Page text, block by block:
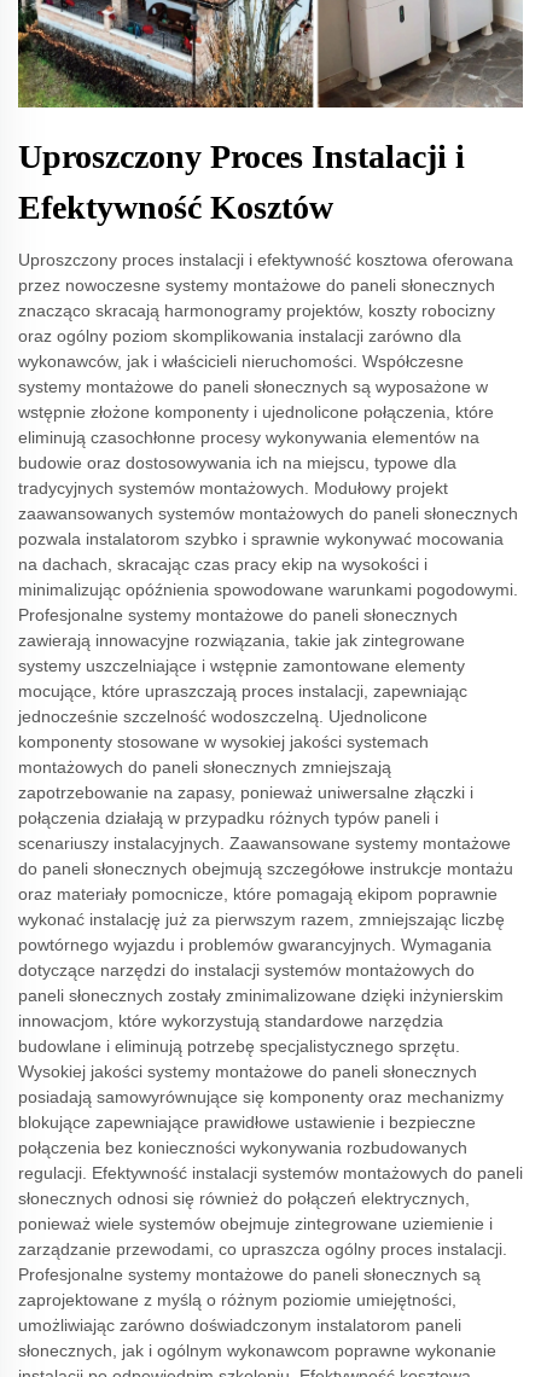
Uproszczony Proces Instalacji i
Efektywność Kosztów
Uproszczony proces instalacji i efektywność kosztowa oferowana
przez nowoczesne systemy montażowe do paneli słonecznych
znacząco skracają harmonogramy projektów, koszty robocizny
oraz ogólny poziom skomplikowania instalacji zarówno dla
wykonawców, jak i właścicieli nieruchomości. Współczesne
systemy montażowe do paneli słonecznych są wyposażone w
wstępnie złożone komponenty i ujednolicone połączenia, które
eliminują czasochłonne procesy wykonywania elementów na
budowie oraz dostosowywania ich na miejscu, typowe dla
tradycyjnych systemów montażowych. Modułowy projekt
zaawansowanych systemów montażowych do paneli słonecznych
pozwala instalatorom szybko i sprawnie wykonywać mocowania
na dachach, skracając czas pracy ekip na wysokości i
minimalizując opóźnienia spowodowane warunkami pogodowymi.
Profesjonalne systemy montażowe do paneli słonecznych
zawierają innowacyjne rozwiązania, takie jak zintegrowane
systemy uszczelniające i wstępnie zamontowane elementy
mocujące, które upraszczają proces instalacji, zapewniając
jednocześnie szczelność wodoszczelną. Ujednolicone
komponenty stosowane w wysokiej jakości systemach
montażowych do paneli słonecznych zmniejszają
zapotrzebowanie na zapasy, ponieważ uniwersalne złączki i
połączenia działają w przypadku różnych typów paneli i
scenariuszy instalacyjnych. Zaawansowane systemy montażowe
do paneli słonecznych obejmują szczegółowe instrukcje montażu
oraz materiały pomocnicze, które pomagają ekipom poprawnie
wykonać instalację już za pierwszym razem, zmniejszając liczbę
powtórnego wyjazdu i problemów gwarancyjnych. Wymagania
dotyczące narzędzi do instalacji systemów montażowych do
paneli słonecznych zostały zminimalizowane dzięki inżynierskim
innowacjom, które wykorzystują standardowe narzędzia
budowlane i eliminują potrzebę specjalistycznego sprzętu.
Wysokiej jakości systemy montażowe do paneli słonecznych
posiadają samowyrównujące się komponenty oraz mechanizmy
blokujące zapewniające prawidłowe ustawienie i bezpieczne
połączenia bez konieczności wykonywania rozbudowanych
regulacji. Efektywność instalacji systemów montażowych do paneli
słonecznych odnosi się również do połączeń elektrycznych,
ponieważ wiele systemów obejmuje zintegrowane uziemienie i
zarządzanie przewodami, co upraszcza ogólny proces instalacji.
Profesjonalne systemy montażowe do paneli słonecznych są
zaprojektowane z myślą o różnym poziomie umiejętności,
umożliwiając zarówno doświadczonym instalatorom paneli
słonecznych, jak i ogólnym wykonawcom poprawne wykonanie